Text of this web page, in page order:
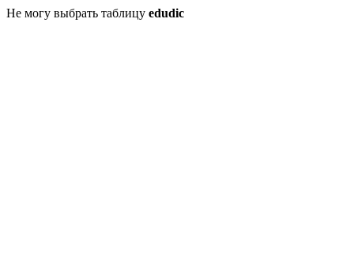
Не могу выбрать таблицу edudic